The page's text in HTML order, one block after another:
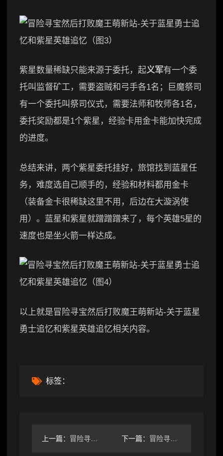
紫星数量稀缺只能来源于委托，起义军有一个委
托叫监督矿工，需要盗贼和弓手各1名；巨魔祭司
有一个委托叫祭司仪式，需要法师和牧师各1名，
委托奖励都是1个紫星，经验卡用金卡能加快完成
的进度。
总结来讲，两个紫星委托挂好，旅馆找到蓝星任
务，难度选自己顺手的，经验和材料都用金卡
（装备金卡很稀缺这里不用，后边在大漩涡使
用）。蓝星和紫星就蹭蹭蹭来了，每个英雄5星的
速度也是坐火箭一样达成。
以上就是冒险寻宝然后打败魔王萌新站-关于蓝星
勇士追忆和紫星英雄追忆相关内容。
标签：
上一篇： 冒险寻宝然后打败魔王【攻略】S6赛季四弓dot召唤队伍简易攻 下一篇： 冒险寻宝然后打败魔王同为新手的召唤流小经验